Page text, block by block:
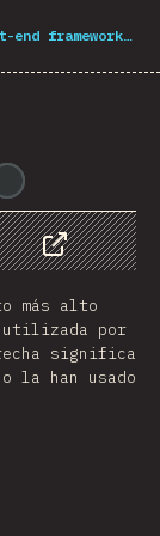
Front-end frameworks»
Compartir
más alto
utilizada por
significa
la han usado